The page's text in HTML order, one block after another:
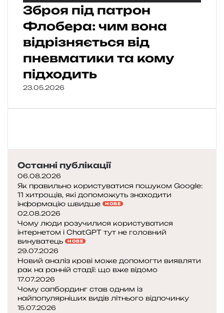
Зброя під патрон
Флобера: чим вона
відрізняється від
пневматики та кому
підходить
23.05.2026
Останні публікації
06.08.2026
Як правильно користуватися пошуком Google:
11 хитрощів, які допоможуть знаходити
інформацію швидше
НОВЕ
02.08.2026
Чому люди розучилися користуватися
інтернетом і ChatGPT тут не головний
винуватець
НОВЕ
29.07.2026
Новий аналіз крові може допомогти виявляти
рак на ранній стадії: що вже відомо
17.07.2026
Чому сапбординг став одним із
найпопулярніших видів літнього відпочинку
15.07.2026